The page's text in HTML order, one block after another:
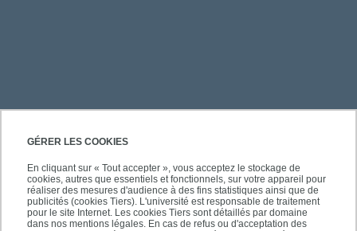
GÉRER LES COOKIES
En cliquant sur « Tout accepter », vous acceptez le stockage de
cookies, autres que essentiels et fonctionnels, sur votre appareil pour
réaliser des mesures d'audience à des fins statistiques ainsi que de
publicités (cookies Tiers). L'université est responsable de traitement
pour le site Internet. Les cookies Tiers sont détaillés par domaine
dans nos mentions légales. En cas de refus ou d'acceptation des
PRATIQUE
ACCÈS RAPIDES